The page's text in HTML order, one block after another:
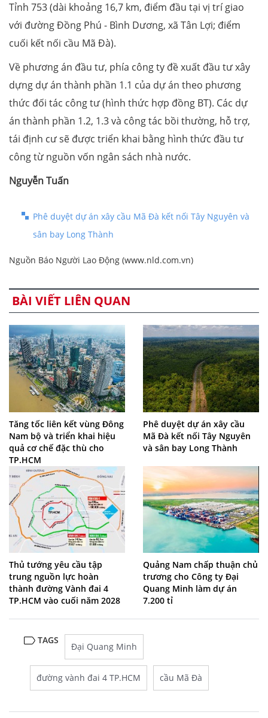
Tỉnh 753 (dài khoảng 16,7 km, điểm đầu tại vị trí giao
với đường Đồng Phú - Bình Dương, xã Tân Lợi; điểm
cuối kết nối cầu Mã Đà).
Về phương án đầu tư, phía công ty đề xuất đầu tư xây
dựng dự án thành phần 1.1 của dự án theo phương
thức đối tác công tư (hình thức hợp đồng BT). Các dự
án thành phần 1.2, 1.3 và công tác bồi thường, hỗ trợ,
tái định cư sẽ được triển khai bằng hình thức đầu tư
công từ nguồn vốn ngân sách nhà nước.
Nguyễn Tuấn
Phê duyệt dự án xây cầu Mã Đà kết nối Tây Nguyên và
sân bay Long Thành
Nguồn Báo Người Lao Động (www.nld.com.vn)
BÀI VIẾT LIÊN QUAN
Tăng tốc liên kết vùng Đông
Nam bộ và triển khai hiệu
quả cơ chế đặc thù cho
TP.HCM
Phê duyệt dự án xây cầu
Mã Đà kết nối Tây Nguyên
và sân bay Long Thành
Thủ tướng yêu cầu tập
trung nguồn lực hoàn
thành đường Vành đai 4
TP.HCM vào cuối năm 2028
Quảng Nam chấp thuận chủ
trương cho Công ty Đại
Quang Minh làm dự án
7.200 tỉ
TAGS
Đại Quang Minh
đường vành đai 4 TP.HCM cầu Mã Đà